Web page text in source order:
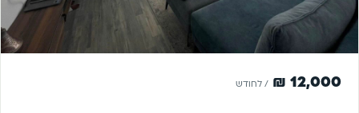
12,000 ₪ / לחודש